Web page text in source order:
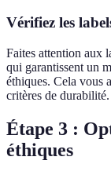
Vérifiez les
Faites attention aux
qui garantissent un
éthiques. Cela vous
critères de durabilité.
Étape 3 :
éthiques